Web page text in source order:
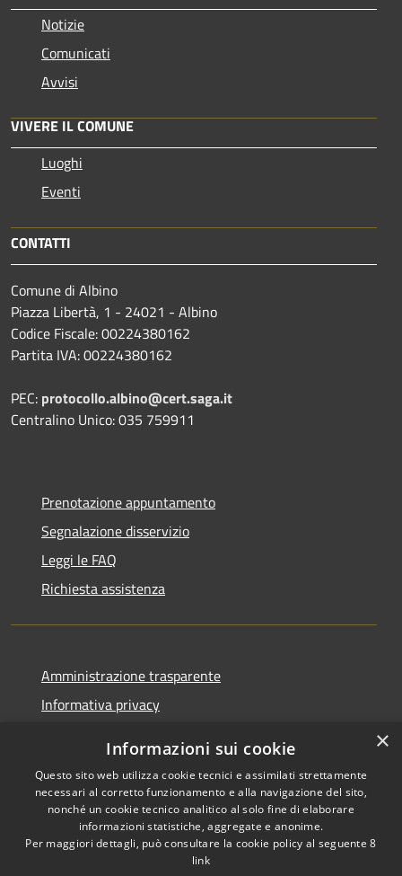
Notizie
Comunicati
Avvisi
VIVERE IL COMUNE
Luoghi
Eventi
CONTATTI
Comune di Albino
Piazza Libertà, 1 - 24021 - Albino
Codice Fiscale: 00224380162
Partita IVA: 00224380162
PEC: protocollo.albino@cert.saga.it
Centralino Unico: 035 759911
Prenotazione appuntamento
Segnalazione disservizio
Leggi le FAQ
Richiesta assistenza
Amministrazione trasparente
Informativa privacy
Dichiarazione di accessibilità
RSS
Copyright © 2026 • Comune di
×
Informazioni sui cookie
Questo sito web utilizza cookie tecnici e assimilati strettamente
necessari al corretto funzionamento e alla navigazione del sito,
nonché un cookie tecnico analitico al solo fine di elaborare
informazioni statistiche, aggregate e anonime.
Per maggiori dettagli, può consultare la cookie policy al seguente8
link